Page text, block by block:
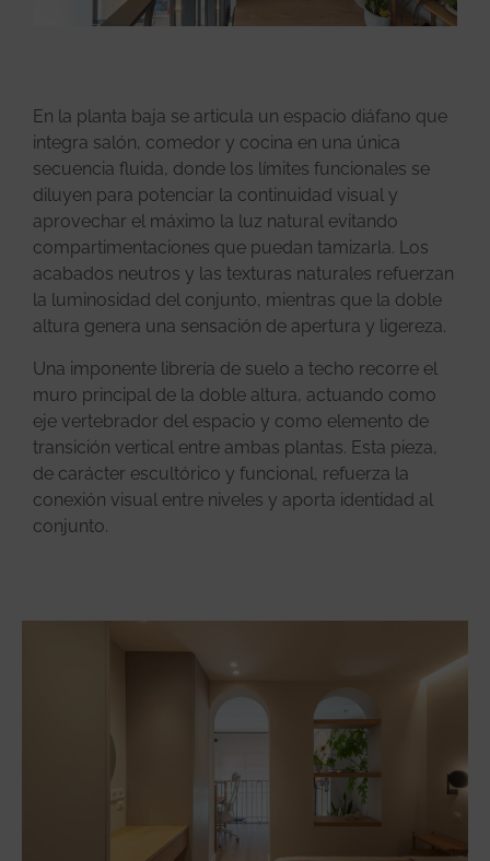
En la planta baja se articula un espacio diáfano que
integra salón, comedor y cocina en una única
secuencia fluida, donde los límites funcionales se
diluyen para potenciar la continuidad visual y
aprovechar el máximo la luz natural evitando
compartimentaciones que puedan tamizarla. Los
acabados neutros y las texturas naturales refuerzan
la luminosidad del conjunto, mientras que la doble
altura genera una sensación de apertura y ligereza.
Una imponente librería de suelo a techo recorre el
muro principal de la doble altura, actuando como
eje vertebrador del espacio y como elemento de
transición vertical entre ambas plantas. Esta pieza,
de carácter escultórico y funcional, refuerza la
conexión visual entre niveles y aporta identidad al
conjunto.